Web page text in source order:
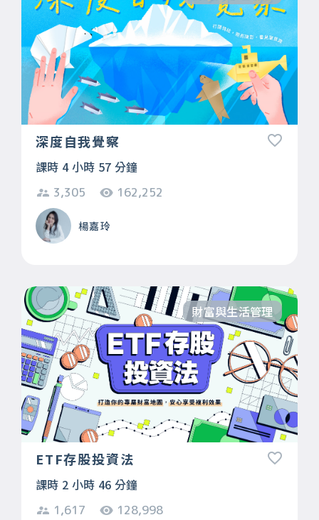
深度自我覺察
課時 4 小時 57 分鐘
3,305 162,252
楊嘉玲
財富與生活管理
ETF存股投資法
課時 2 小時 46 分鐘
1,617 128,998